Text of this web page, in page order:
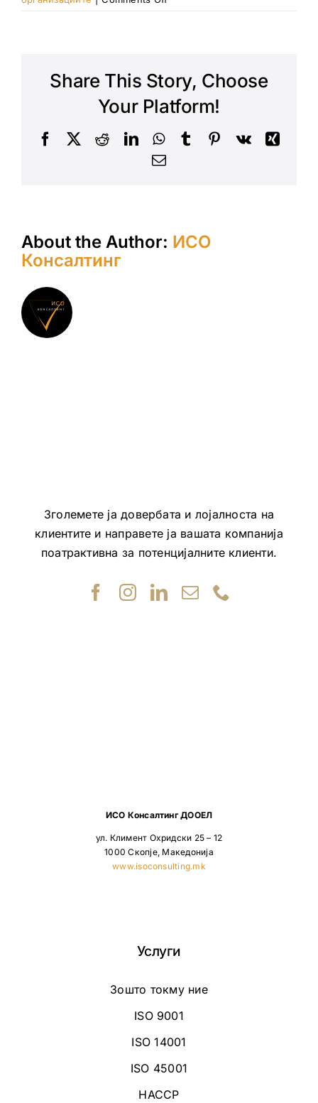
нивото
безбедност
храната
Share This Story, Choose
Your Platform!
FacebookRedditLinkedInWhatsApp
TumblrPinterest
Vk
Xing
Email
About the Author: ИСО
Консалтинг
Зголемете ја довербата и лојалноста на
клиентите и направете ја вашата компанија
поатрактивна за потенцијалните клиенти.
ИСО Консалтинг ДООЕЛ
ул. Климент Охридски 25 – 12
1000 Скопје, Македонија
www.isoconsulting.mk
Услуги
Зошто токму ние
ISO 9001
ISO 14001
ISO 45001
HACCP